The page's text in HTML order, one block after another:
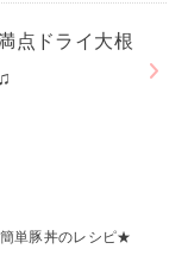
点ドライ大根
単豚丼のレシピ★